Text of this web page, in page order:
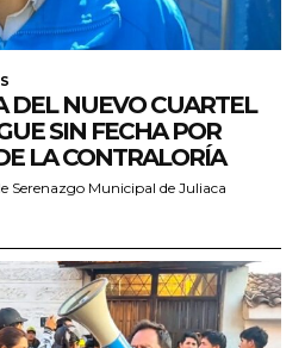
DEL NUEVO CUARTEL
SIN FECHA POR
LA CONTRALORÍA
Serenazgo Municipal de Juliaca